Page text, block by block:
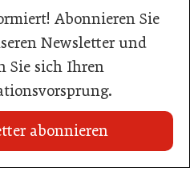
Abonnieren Sie
Newsletter und
Sie sich Ihren
abonnieren